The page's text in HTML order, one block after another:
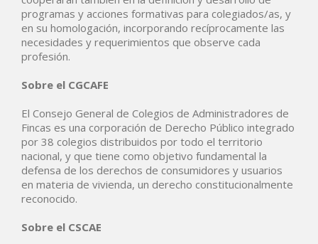
programas y acciones formativas para colegiados/as, y
en su homologación, incorporando recíprocamente las
necesidades y requerimientos que observe cada
profesión.
Sobre el CGCAFE
El Consejo General de Colegios de Administradores de
Fincas es una corporación de Derecho Público integrado
por 38 colegios distribuidos por todo el territorio
nacional, y que tiene como objetivo fundamental la
defensa de los derechos de consumidores y usuarios
en materia de vivienda, un derecho constitucionalmente
reconocido.
Sobre el CSCAE